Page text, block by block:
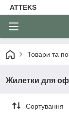
ATTEKS
Товари та
Жилетки для
Сортування